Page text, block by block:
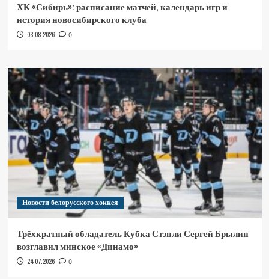
ХК «Сибирь»: расписание матчей, календарь игр и
история новосибирского клуба
03.08.2026 0
Новости белорусского хоккея
Трёхкратный обладатель Кубка Стэнли Сергей Брылин
возглавил минское «Динамо»
24.07.2026 0